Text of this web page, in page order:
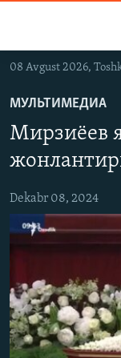
Асосий
ўтинг
Қидиришга
OZODVIDEO
OZODARXIV
ИЖТИМОИЙ
Озодлик
08 Avgust 2026,
МУЛЬТИМЕДИА
Мирзиёев
Dekabr 08, 2024
Айни